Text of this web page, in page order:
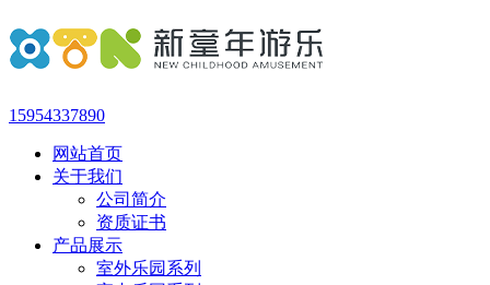
15954337890
网站首页
关于我们
公司简介
资质证书
产品展示
室外乐园系列